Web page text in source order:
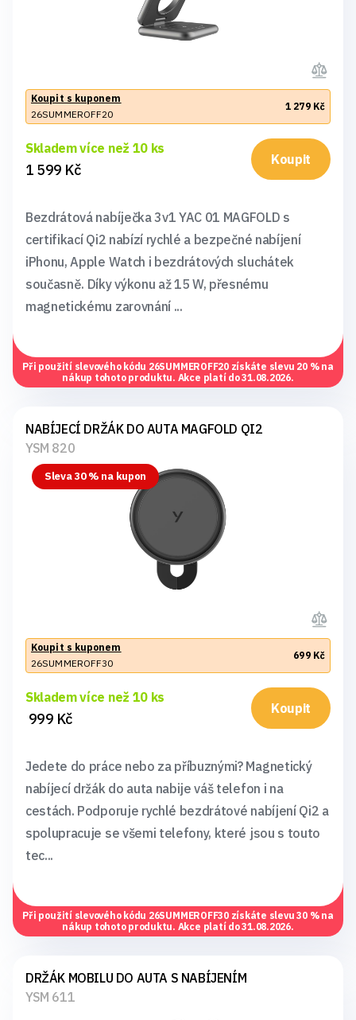
Koupit s kuponem
26SUMMEROFF20
1 279 Kč
Skladem více než 10 ks
1 599 Kč
Koupit
Bezdrátová nabíječka 3v1 YAC 01 MAGFOLD s
certifikací Qi2 nabízí rychlé a bezpečné nabíjení
iPhonu, Apple Watch i bezdrátových sluchátek
současně. Díky výkonu až 15 W, přesnému
magnetickému zarovnání ...
Při použití slevového kódu 26SUMMEROFF20 získáte slevu 20 % na
nákup tohoto produktu. Akce platí do 31.08.2026.
NABÍJECÍ DRŽÁK DO AUTA MAGFOLD QI2
YSM 820
Sleva 30 % na kupon
Koupit s kuponem
26SUMMEROFF30
699 Kč
Skladem více než 10 ks
999 Kč
Koupit
Jedete do práce nebo za příbuznými? Magnetický
nabíjecí držák do auta nabije váš telefon i na
cestách. Podporuje rychlé bezdrátové nabíjení Qi2 a
spolupracuje se všemi telefony, které jsou s touto
tec...
Při použití slevového kódu 26SUMMEROFF30 získáte slevu 30 % na
nákup tohoto produktu. Akce platí do 31.08.2026.
DRŽÁK MOBILU DO AUTA S NABÍJENÍM
YSM 611